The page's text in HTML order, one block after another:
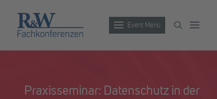
Event Menü
Partner werden
Praxisseminar: Datenschutz in der